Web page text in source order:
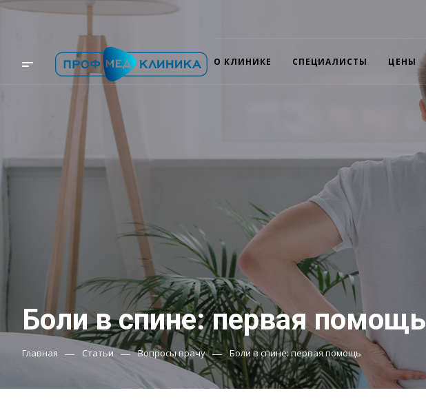
О КЛИНИКЕ СПЕЦИАЛИСТЫ ЦЕНЫ
Боли в спине: первая помощь
Главная — Статьи — Вопросы врачу — Боли в спине: первая помощь